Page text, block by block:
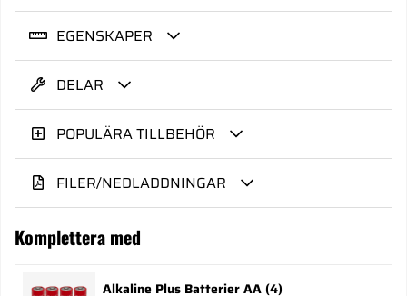
EGENSKAPER
DELAR
POPULÄRA TILLBEHÖR
FILER/NEDLADDNINGAR
Komplettera med
Alkaline Plus Batterier AA (4)